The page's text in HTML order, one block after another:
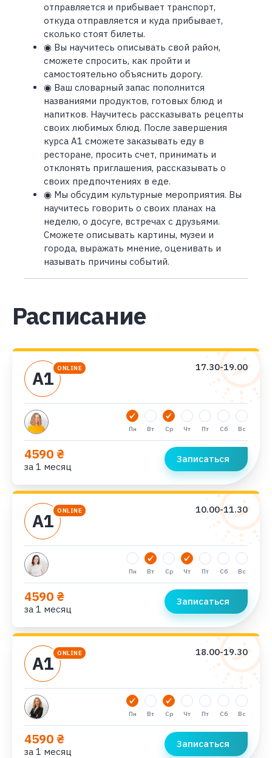
отправляется и прибывает транспорт,
откуда отправляется и куда прибывает,
сколько стоят билеты.
◉ Вы научитесь описывать свой район,
сможете спросить, как пройти и
самостоятельно объяснить дорогу.
◉ Ваш словарный запас пополнится
названиями продуктов, готовых блюд и
напитков. Научитесь рассказывать рецепты
своих любимых блюд. После завершения
курса А1 сможете заказывать еду в
ресторане, просить счет, принимать и
отклонять приглашения, рассказывать о
своих предпочтениях в еде.
◉ Мы обсудим культурные мероприятия. Вы
научитесь говорить о своих планах на
неделю, о досуге, встречах с друзьями.
Сможете описывать картины, музеи и
города, выражать мнение, оценивать и
называть причины событий.
Расписание
ONLINE
А1
17.30-19.00
Пн Вт Ср Чт Пт Сб Вс
4590 ₴
за 1 месяц
Записаться
ONLINE
А1
10.00-11.30
Пн Вт Ср Чт Пт Сб Вс
4590 ₴
за 1 месяц
Записаться
ONLINE
А1
18.00-19.30
Пн Вт Ср Чт Пт Сб Вс
4590 ₴
за 1 месяц
Записаться